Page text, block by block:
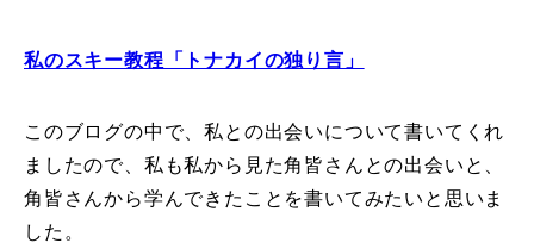
インストラクター募集
インストラクター一覧
コブレッスン参加のお客様の声 Review
私のスキー教程「トナカイの独り言」
このブログの中で、私との出会いについて書いてくれ
ましたので、私も私から見た角皆さんとの出会いと、
角皆さんから学んできたことを書いてみたいと思いま
した。